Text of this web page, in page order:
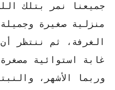
جميعنا نمر بتلك
منزلية صغيرة
الغرفة، ثم ننتظر
غابة استوائية
وربما الأشهر،